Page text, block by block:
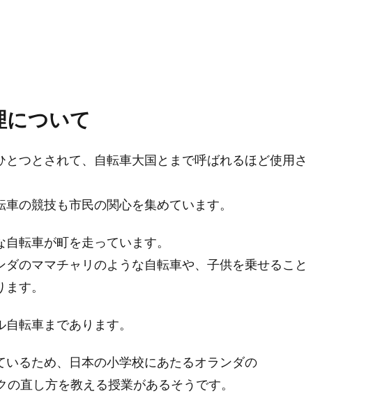
について
つとされて、自転車大国とまで呼ばれるほど使用さ
の競技も市民の関心を集めています。
転車が町を走っています。
のママチャリのような自転車や、子供を乗せること
す。
転車まであります。
るため、日本の小学校にあたるオランダの
直し方を教える授業があるそうです。